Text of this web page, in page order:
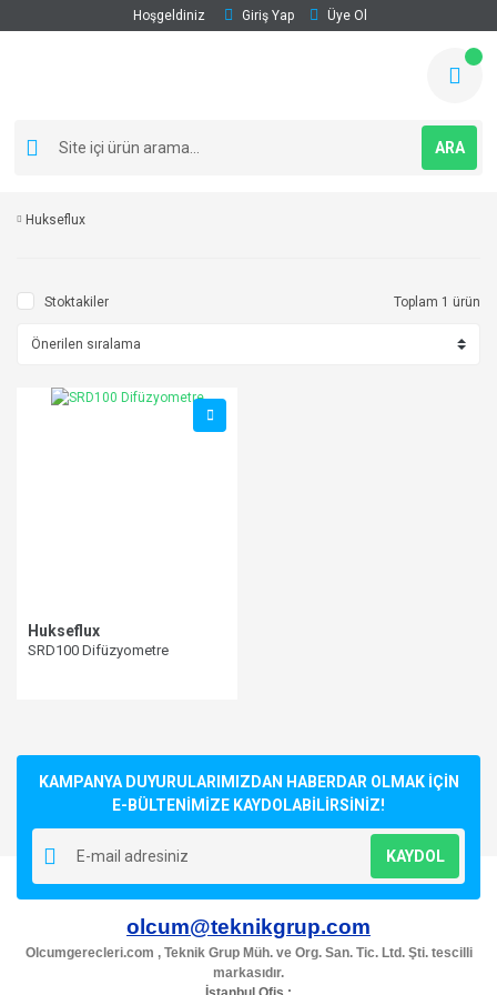
Hoşgeldiniz Giriş Yap Üye Ol
ARA
Hukseflux
Stoktakiler Toplam 1 ürün
Hukseflux
SRD100 Difüzyometre
KAMPANYA DUYURULARIMIZDAN HABERDAR OLMAK İÇİN
E-BÜLTENİMİZE KAYDOLABİLİRSİNİZ!
KAYDOL
olcum@teknikgrup.com
Olcumgerecleri.com , Teknik Grup Müh. ve Org. San. Tic. Ltd. Şti. tescilli
markasıdır.